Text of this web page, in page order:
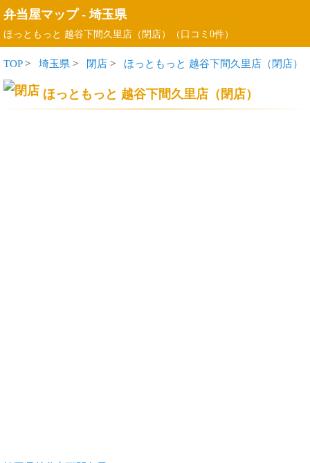
弁当屋マップ-埼玉県
ほっともっと 越谷下間久里店（閉店）（口コミ0件）
TOP> 埼玉県 > 閉店 > ほっともっと 越谷下間久里店（閉店）
ほっともっと 越谷下間久里店（閉店）